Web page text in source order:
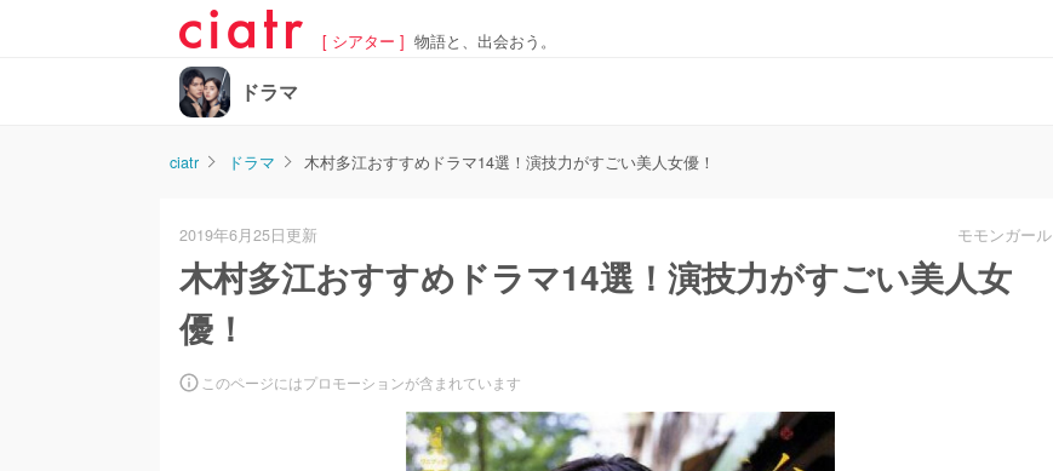
[ シアター ] 物語と、出会おう。
ドラマ
ciatr ドラマ 木村多江おすすめドラマ14選！演技力がすごい美人女優！
2019年6月25日更新 モモンガール
木村多江おすすめドラマ14選！演技力がすごい美人女
優！
このページにはプロモーションが含まれています